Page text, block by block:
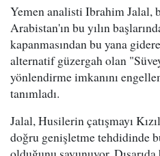
Yemen analisti Ibrahim Jalal,
Arabistan'ın bu yılın
kapanmasından bu yana
alternatif güzergah olan
yönlendirme imkanını
tanımladı.
Jalal, Husilerin çatışmayı
doğru genişletme tehdidinde